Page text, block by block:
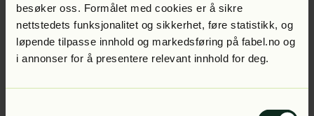
besøker oss. Formålet med cookies er å sikre
nettstedets funksjonalitet og sikkerhet, føre statistikk, og
løpende tilpasse innhold og markedsføring på fabel.no og
i annonser for å presentere relevant innhold for deg.